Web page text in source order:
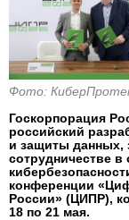
Фото:
Госкорпорация
российский
и защиты данных,
сотрудничестве
конференции
России» (ЦИПР),
18 по 21 мая.